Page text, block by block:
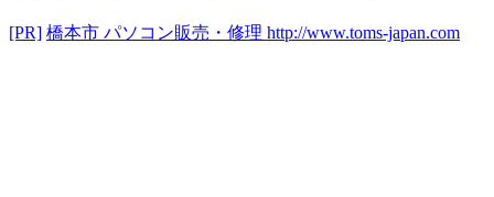
[PR] 橋本市 パソコン販売・修理 http://www.toms-japan.com